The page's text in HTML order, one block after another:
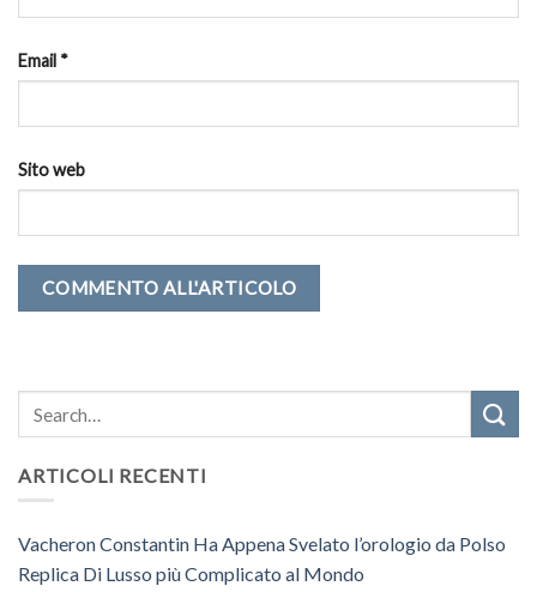
Email *
Sito web
ARTICOLI RECENTI
Vacheron Constantin Ha Appena Svelato l’orologio da Polso
Replica Di Lusso più Complicato al Mondo